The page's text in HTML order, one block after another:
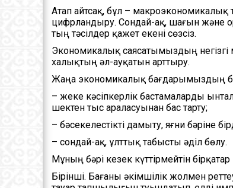
Атап айтсақ, бұл –
цифрландыру. Сондай-ақ, шағын және
тың тәсілдер қажет екені сөзсіз.
Экономикалық саясатымыздың
халықтың әл-ауқатын арттыру.
Жаңа экономикалық бағдарымыздың
– жеке кәсіпкерлік бастамаларды
шектен тыс араласуынан бас тарту;
– бәсекелестікті дамыту, яғни бәріне
– сондай-ақ, ұлттық табысты әділ бөлу.
Мұның бәрі кезек күттірмейтін
Бірінші. Бағаны әкімшілік жолмен